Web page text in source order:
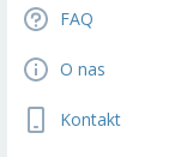
FAQ
O nas
Kontakt